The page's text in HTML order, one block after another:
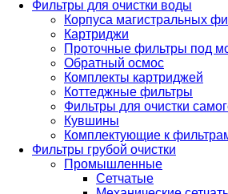
Фильтры для очистки воды
Корпуса магистральных
Картриджи
Проточные фильтры под
Обратный осмос
Комплекты картриджей
Коттеджные фильтры
Фильтры для очистки
Кувшины
Комплектующие к
Фильтры грубой очистки
Промышленные
Сетчатые